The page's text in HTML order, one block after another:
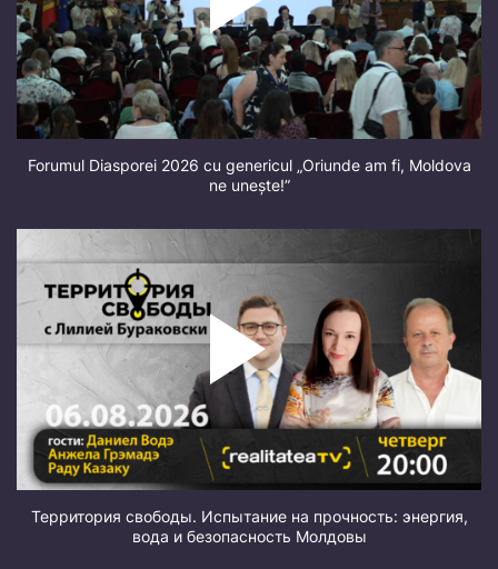
Forumul Diasporei 2026 cu genericul „Oriunde am fi, Moldova
ne unește!”
Территория свободы. Испытание на прочность: энергия,
вода и безопасность Молдовы